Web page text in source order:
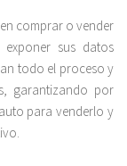
comprar o vender
sus datos
todo el proceso y
garantizando por
para venderlo y